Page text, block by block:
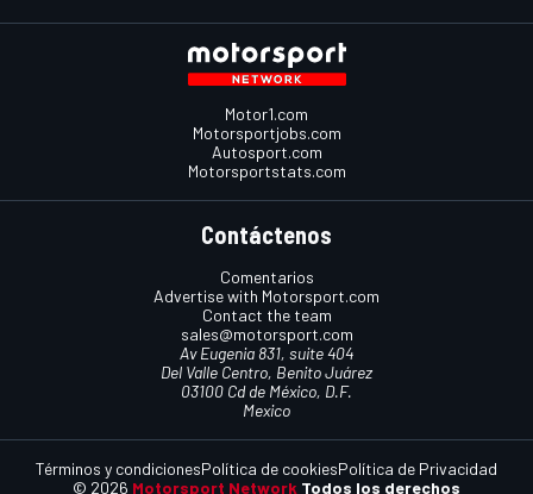
Motor1.com
Motorsportjobs.com
Autosport.com
Motorsportstats.com
Contáctenos
Comentarios
Advertise with Motorsport.com
Contact the team
sales@motorsport.com
Av Eugenia 831, suite 404
Del Valle Centro, Benito Juárez
03100 Cd de México, D.F.
Mexico
© 2026 Motorsport Network Todos los derechos
Términos y condicionesPolítica de cookiesPolítica de Privacidad